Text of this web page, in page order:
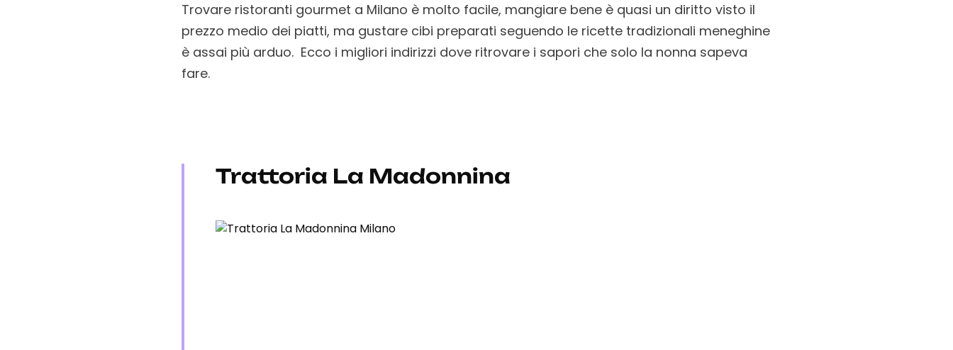
Trovare ristoranti gourmet a Milano è molto facile, mangiare bene è quasi un diritto visto il
prezzo medio dei piatti, ma gustare cibi preparati seguendo le ricette tradizionali meneghine
è assai più arduo. Ecco i migliori indirizzi dove ritrovare i sapori che solo la nonna sapeva
fare.
Trattoria La Madonnina